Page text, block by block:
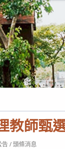
教師甄
告 / 頭條消息